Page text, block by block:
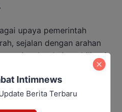
upaya pemerintah
sejalan dengan arahan
nasional terkait stabilisasi
Intimnews
Berita Terbaru